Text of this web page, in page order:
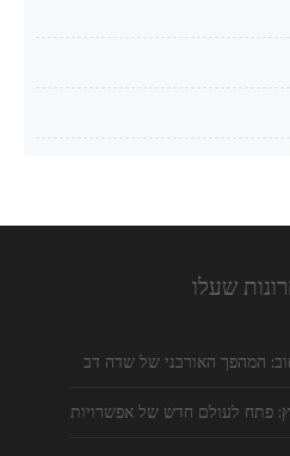
שעלו
המהפך האורבני של שדה דב
פתח לעולם חדש של אפשרויות